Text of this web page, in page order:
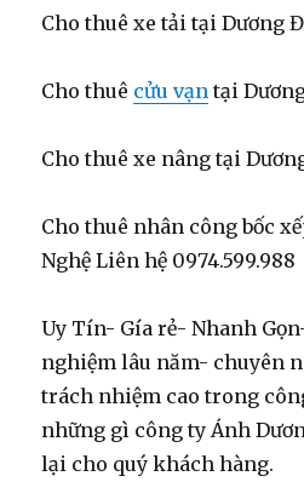
Cho thuê xe tải tại Dương
Cho thuê cửu vạn tại
Cho thuê xe nâng tại
Cho thuê nhân công bốc
Nghệ Liên hệ 0974.599.988
Uy Tín- Gía rẻ- Nhanh
nghiệm lâu năm- chuyên
trách nhiệm cao trong
những gì công ty Ánh
lại cho quý khách hàng.